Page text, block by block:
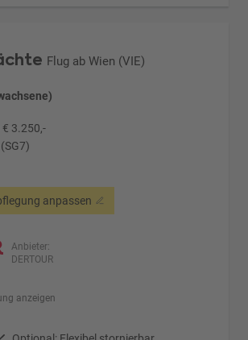
Flug ab Wien (VIE)
3.250,-
anpassen
Anbieter:
DERTOUR
anzeigen